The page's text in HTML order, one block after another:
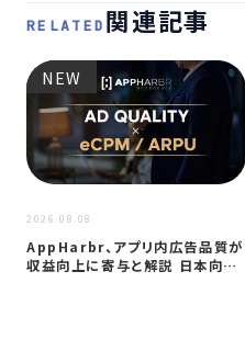
RELATED 関連記事
NEW
2026.08.08
AppHarbr、アプリ内広告品質が
収益向上に寄与と解説 日本向け